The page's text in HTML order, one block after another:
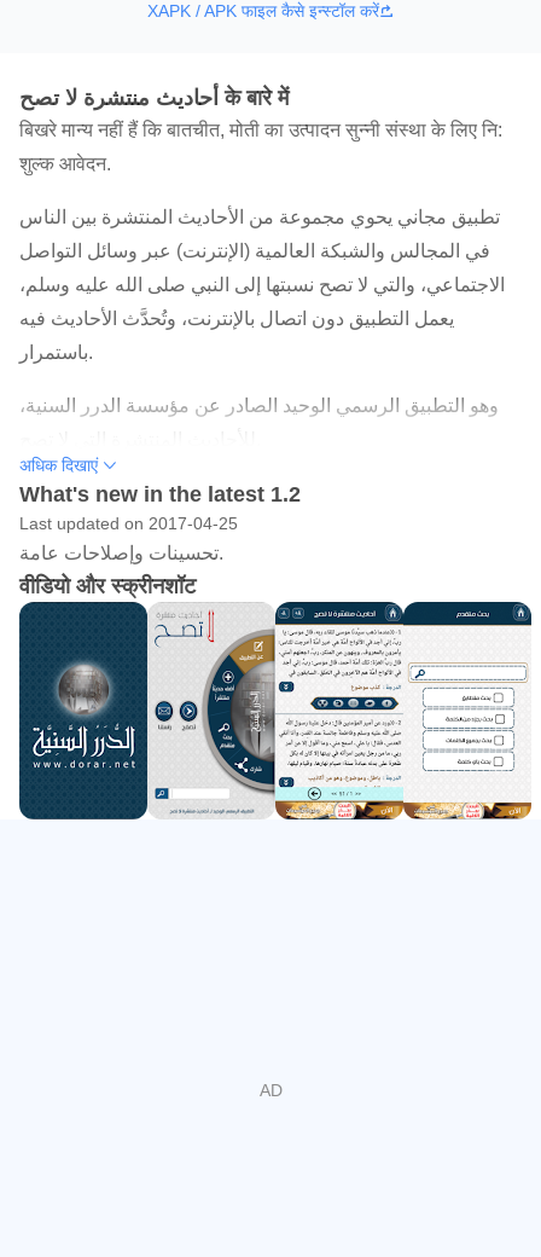
XAPK / APK फाइल कैसे इन्स्टॉल करें
أحاديث منتشرة لا تصح के बारे में
बिखरे मान्य नहीं हैं कि बातचीत, मोती का उत्पादन सुन्नी संस्था के लिए नि:
शुल्क आवेदन.
تطبيق مجاني يحوي مجموعة من الأحاديث المنتشرة بين الناس
في المجالس والشبكة العالمية (الإنترنت) عبر وسائل التواصل
الاجتماعي، والتي لا تصح نسبتها إلى النبي صلى الله عليه وسلم،
يعمل التطبيق دون اتصال بالإنترنت، وتُحدَّث الأحاديث فيه
باستمرار.
وهو التطبيق الرسمي الوحيد الصادر عن مؤسسة الدرر السنية،
अधिक दिखाएं
What's new in the latest 1.2
Last updated on 2017-04-25
تحسينات وإصلاحات عامة.
वीडियो और स्क्रीनशॉट